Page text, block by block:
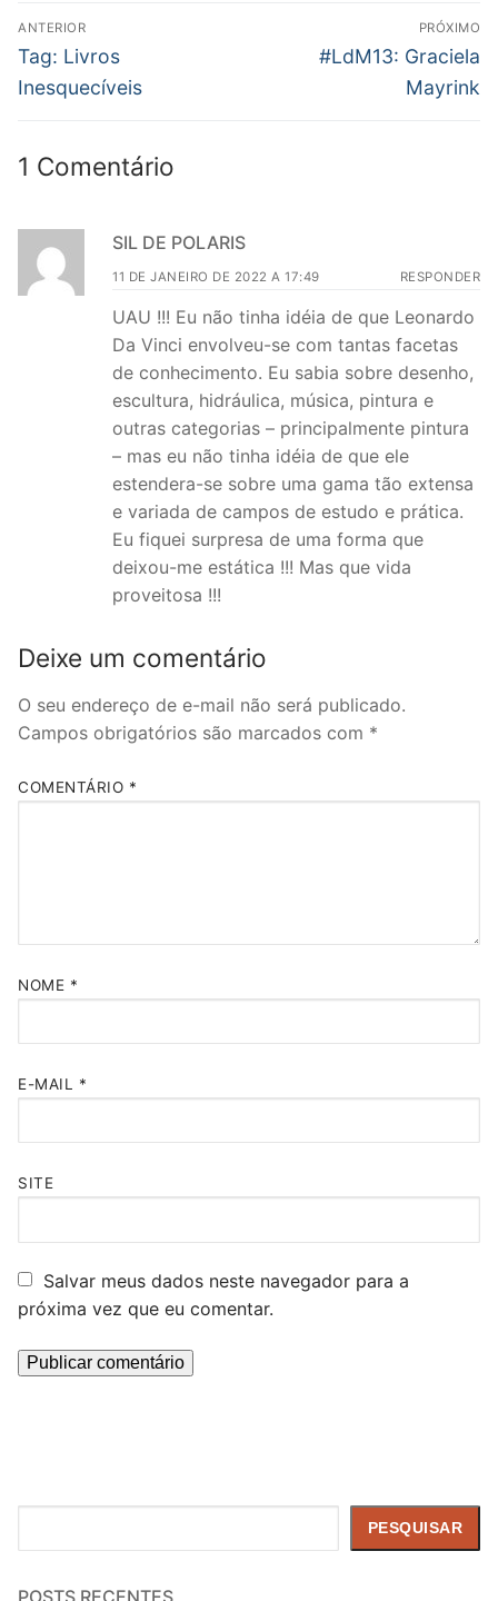
Navegação
de
Post
ANTERIOR
Post
anterior:
Tag: Livros
Inesquecíveis
PRÓXIMO
Próximo
#LdM13: Graciela
Mayrink
1 Comentário
SIL DE POLARIS
11 DE JANEIRO DE 2022 A 17:49 RESPONDER
UAU !!! Eu não tinha idéia de que Leonardo
Da Vinci envolveu-se com tantas facetas
de conhecimento. Eu sabia sobre desenho,
escultura, hidráulica, música, pintura e
outras categorias – principalmente pintura
– mas eu não tinha idéia de que ele
estendera-se sobre uma gama tão extensa
e variada de campos de estudo e prática.
Eu fiquei surpresa de uma forma que
deixou-me estática !!! Mas que vida
proveitosa !!!
Deixe um comentário
O seu endereço de e-mail não será publicado.
Campos obrigatórios são marcados com *
COMENTÁRIO *
NOME *
E-MAIL *
SITE
Salvar meus dados neste navegador para a
próxima vez que eu comentar.
PESQUISAR